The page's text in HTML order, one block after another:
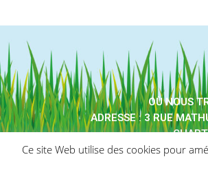
OÙ NOUS
ADRESSE : 3 RUE
TÉLÉPHONE :
Ce site Web utilise des cookies pour